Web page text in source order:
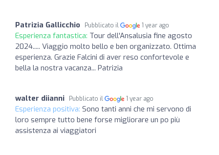
Patrizia Gallicchio Pubblicato il 1 year ago
Esperienza fantastica: Tour dell'Ansalusia fine agosto
2024..... Viaggio molto bello e ben organizzato. Ottima
esperienza. Grazie Falcini di aver reso confortevole e
bella la nostra vacanza... Patrizia
walter diianni Pubblicato il 1 year ago
Esperienza positiva: Sono tanti anni che mi servono di
loro sempre tutto bene forse migliorare un po più
assistenza ai viaggiatori